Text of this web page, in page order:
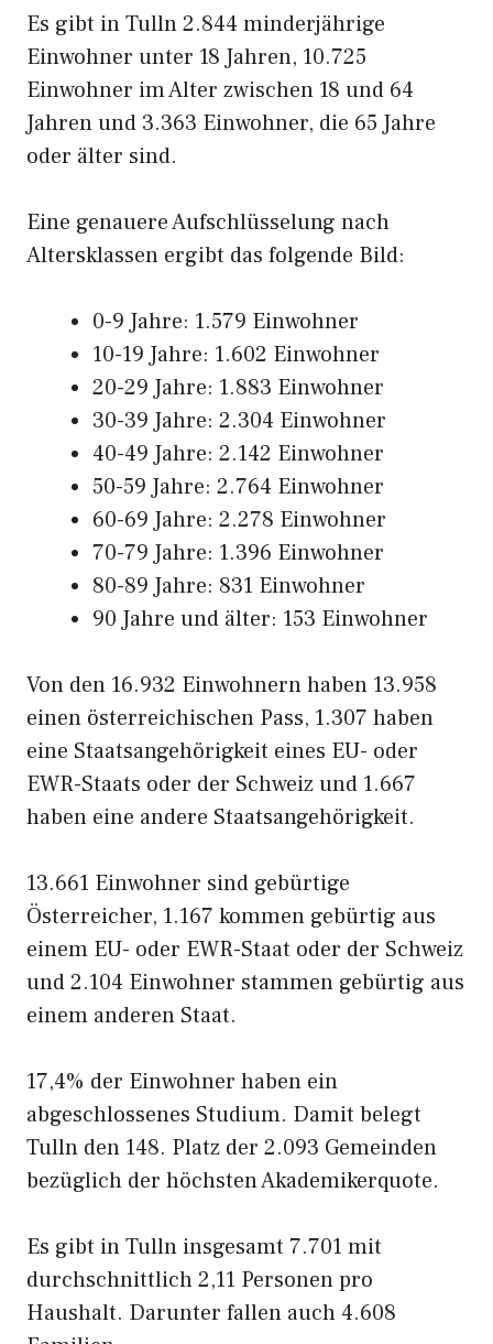
Es gibt in Tulln 2.844 minderjährige
Einwohner unter 18 Jahren, 10.725
Einwohner im Alter zwischen 18 und 64
Jahren und 3.363 Einwohner, die 65 Jahre
oder älter sind.
Eine genauere Aufschlüsselung nach
Altersklassen ergibt das folgende Bild:
0-9 Jahre: 1.579 Einwohner
10-19 Jahre: 1.602 Einwohner
20-29 Jahre: 1.883 Einwohner
30-39 Jahre: 2.304 Einwohner
40-49 Jahre: 2.142 Einwohner
50-59 Jahre: 2.764 Einwohner
60-69 Jahre: 2.278 Einwohner
70-79 Jahre: 1.396 Einwohner
80-89 Jahre: 831 Einwohner
90 Jahre und älter: 153 Einwohner
Von den 16.932 Einwohnern haben 13.958
einen österreichischen Pass, 1.307 haben
eine Staatsangehörigkeit eines EU- oder
EWR-Staats oder der Schweiz und 1.667
haben eine andere Staatsangehörigkeit.
13.661 Einwohner sind gebürtige
Österreicher, 1.167 kommen gebürtig aus
einem EU- oder EWR-Staat oder der Schweiz
und 2.104 Einwohner stammen gebürtig aus
einem anderen Staat.
17,4% der Einwohner haben ein
abgeschlossenes Studium. Damit belegt
Tulln den 148. Platz der 2.093 Gemeinden
bezüglich der höchsten Akademikerquote.
Es gibt in Tulln insgesamt 7.701 mit
durchschnittlich 2,11 Personen pro
Haushalt. Darunter fallen auch 4.608